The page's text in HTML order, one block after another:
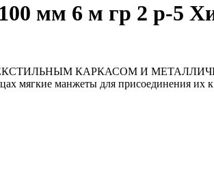
мм 6 м гр 2 р-5
КАРКАСОМ И МЕТАЛЛИЧЕСКОЙ
мягкие манжеты для присоединения их